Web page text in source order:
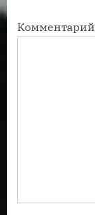
ьь
Комментарий